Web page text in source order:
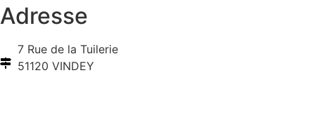
Adresse
7 Rue de la Tuilerie
51120 VINDEY